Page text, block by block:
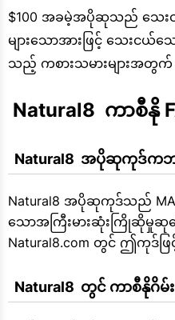
$100 အခမဲ့အပိုဆုသည် သေး
များသောအားဖြင့် သေးငယ်သ
သည့် ကစားသမားများအတွ
Natural8  ကာစီနို
Natural8  အပိုဆုကုဒ်
Natural8 အပိုဆုကုဒ်သည်
သောအကြီးမားဆုံးကြိုဆိုမှုဆု
Natural8.com တွင် ဤကုဒ်ဖ
Natural8  တွင် ကာစီနိုဂိ